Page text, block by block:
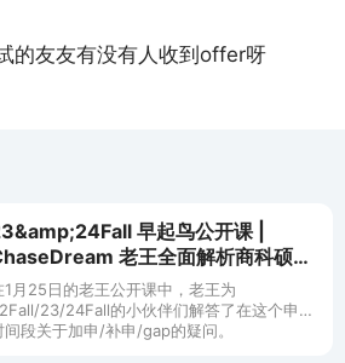
的友友有没有人收到offer呀
早起鸟公开课 |
老王全面解析商科硕士
学热门目的地 (美英港新) - 在线
28)
1月25日的老王公开课中，老王为
23/24Fall的小伙伴们解答了在这个申请
间段关于加申/补申/gap的疑问。